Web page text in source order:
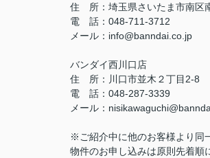
住 所：埼玉県さいたま市南区
電 話：048-711-3712
メール：info@banndai.co.jp
バンダイ西川口店
住 所：川口市並木２丁目2-8
電 話：048-287-3339
メール：
※ご紹介中に他のお客様より同
物件のお申し込みは原則先着順